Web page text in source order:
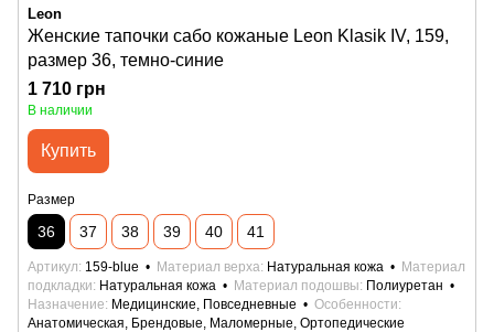
Leon
Женские тапочки сабо кожаные Leon Klasik IV, 159,
размер 36, темно-синие
1 710 грн
В наличии
Купить
Размер
36 37 38 39 40 41
Артикул 159-blue Материал верха Натуральная кожа
Материал
подкладки
Натуральная кожа Материал подошвы
Полиуретан
Назначение
Медицинские, Повседневные
Особенности
Анатомическая, Брендовые, Маломерные, Ортопедические